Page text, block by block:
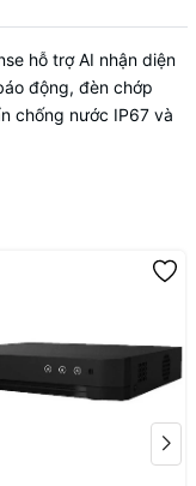
hỗ trợ AI nhận diện
động, đèn chớp
chống nước IP67 và